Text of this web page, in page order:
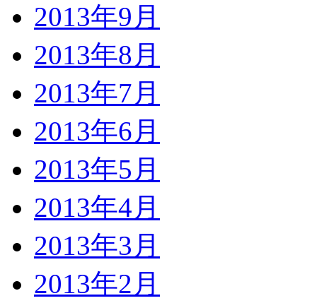
2013年9月
2013年8月
2013年7月
2013年6月
2013年5月
2013年4月
2013年3月
2013年2月